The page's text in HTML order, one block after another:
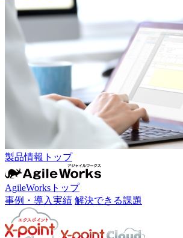
製品情報トップ
AgileWorksトップ
事例・導入実績 解決できる課題